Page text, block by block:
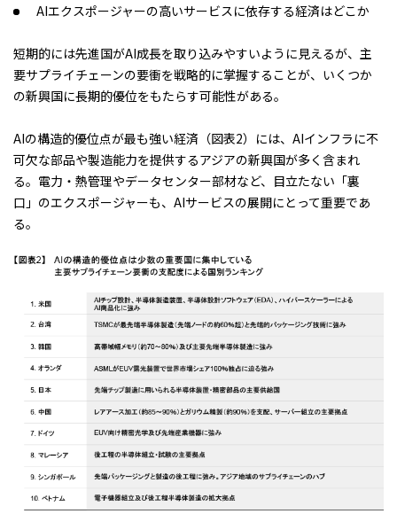
AIエクスポージャーの高いサービスに依存する経済はどこか
短期的には先進国がAI成長を取り込みやすいように見えるが、主
要サプライチェーンの要衝を戦略的に掌握することが、いくつか
の新興国に長期的優位をもたらす可能性がある。
AIの構造的優位点が最も強い経済（図表2）には、AIインフラに不
可欠な部品や製造能力を提供するアジアの新興国が多く含まれ
る。電力・熱管理やデータセンター部材など、目立たない「裏
口」のエクスポージャーも、AIサービスの展開にとって重要であ
る。